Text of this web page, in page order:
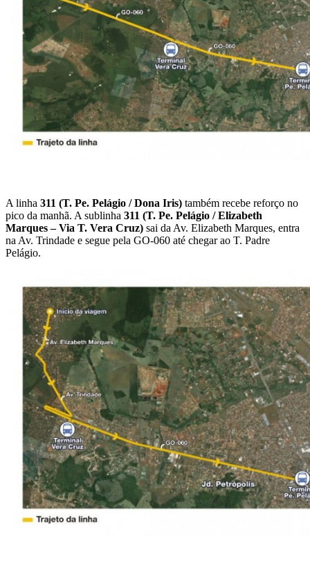
A linha 311 (T. Pe. Pelágio / Dona Iris) também recebe reforço no
pico da manhã. A sublinha 311 (T. Pe. Pelágio / Elizabeth
Marques – Via T. Vera Cruz) sai da Av. Elizabeth Marques, entra
na Av. Trindade e segue pela GO-060 até chegar ao T. Padre
Pelágio.